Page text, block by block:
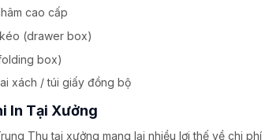
cao cấp
(drawer box)
box)
xách / túi giấy đồng bộ
In Tại Xưởng
Thu tại xưởng mang lại nhiều lợi thế về chi phí